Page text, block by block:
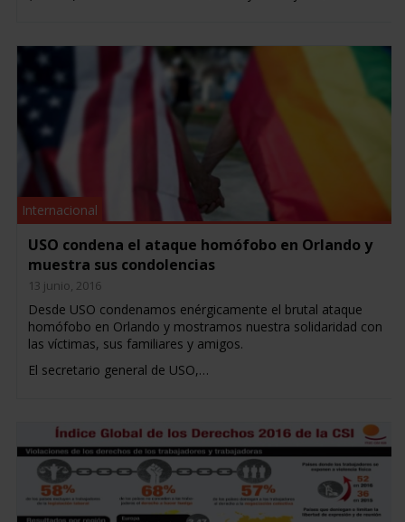
Internacional
USO condena el ataque homófobo en Orlando y
muestra sus condolencias
13 junio, 2016
Desde USO condenamos enérgicamente el brutal ataque
homófobo en Orlando y mostramos nuestra solidaridad con
las víctimas, sus familiares y amigos.
El secretario general de USO,…